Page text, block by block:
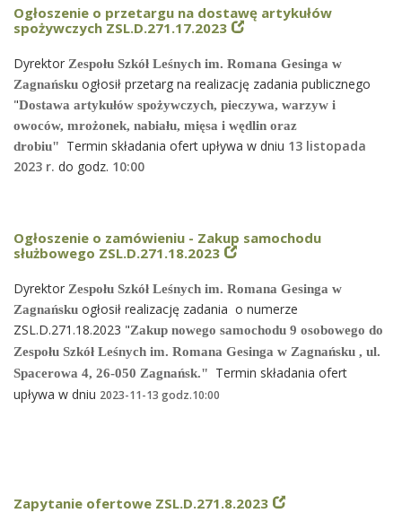
Ogłoszenie o przetargu na dostawę artykułów
spożywczych ZSL.D.271.17.2023
Dyrektor Zespołu Szkół Leśnych im. Romana Gesinga w
Zagnańsku ogłosił przetarg na realizację zadania publicznego
"Dostawa artykułów spożywczych, pieczywa, warzyw i
owoców, mrożonek, nabiału, mięsa i wędlin oraz
drobiu"
Termin składania ofert upływa w dniu 13 listopada
2023 r. do godz. 10:00
Ogłoszenie o zamówieniu - Zakup samochodu
służbowego ZSL.D.271.18.2023
Dyrektor Zespołu Szkół Leśnych im. Romana Gesinga w
Zagnańsku ogłosił realizację zadania o numerze
ZSL.D.271.18.2023 "Zakup nowego samochodu 9 osobowego do
Zespołu Szkół Leśnych im. Romana Gesinga w Zagnańsku , ul.
Spacerowa 4, 26-050 Zagnańsk."
Termin składania ofert
upływa w dniu 2023-11-13 godz.10:00
Zapytanie ofertowe ZSL.D.271.8.2023